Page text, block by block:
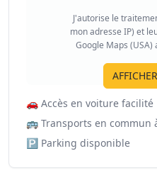
J'autorise le
mon adresse IP) et
Google Maps
🚗 Accès en voiture facilité
🚌 Transports en commun
🅿️ Parking disponible